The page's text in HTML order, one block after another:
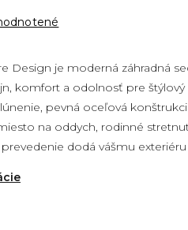
Design je moderná záhradná
komfort a odolnosť pre štýlový
pevná oceľová
na oddych, rodinné
dodá vášmu exteriéru